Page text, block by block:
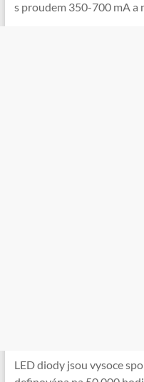
s proudem 350-700 mA a
LED diody jsou vysoce